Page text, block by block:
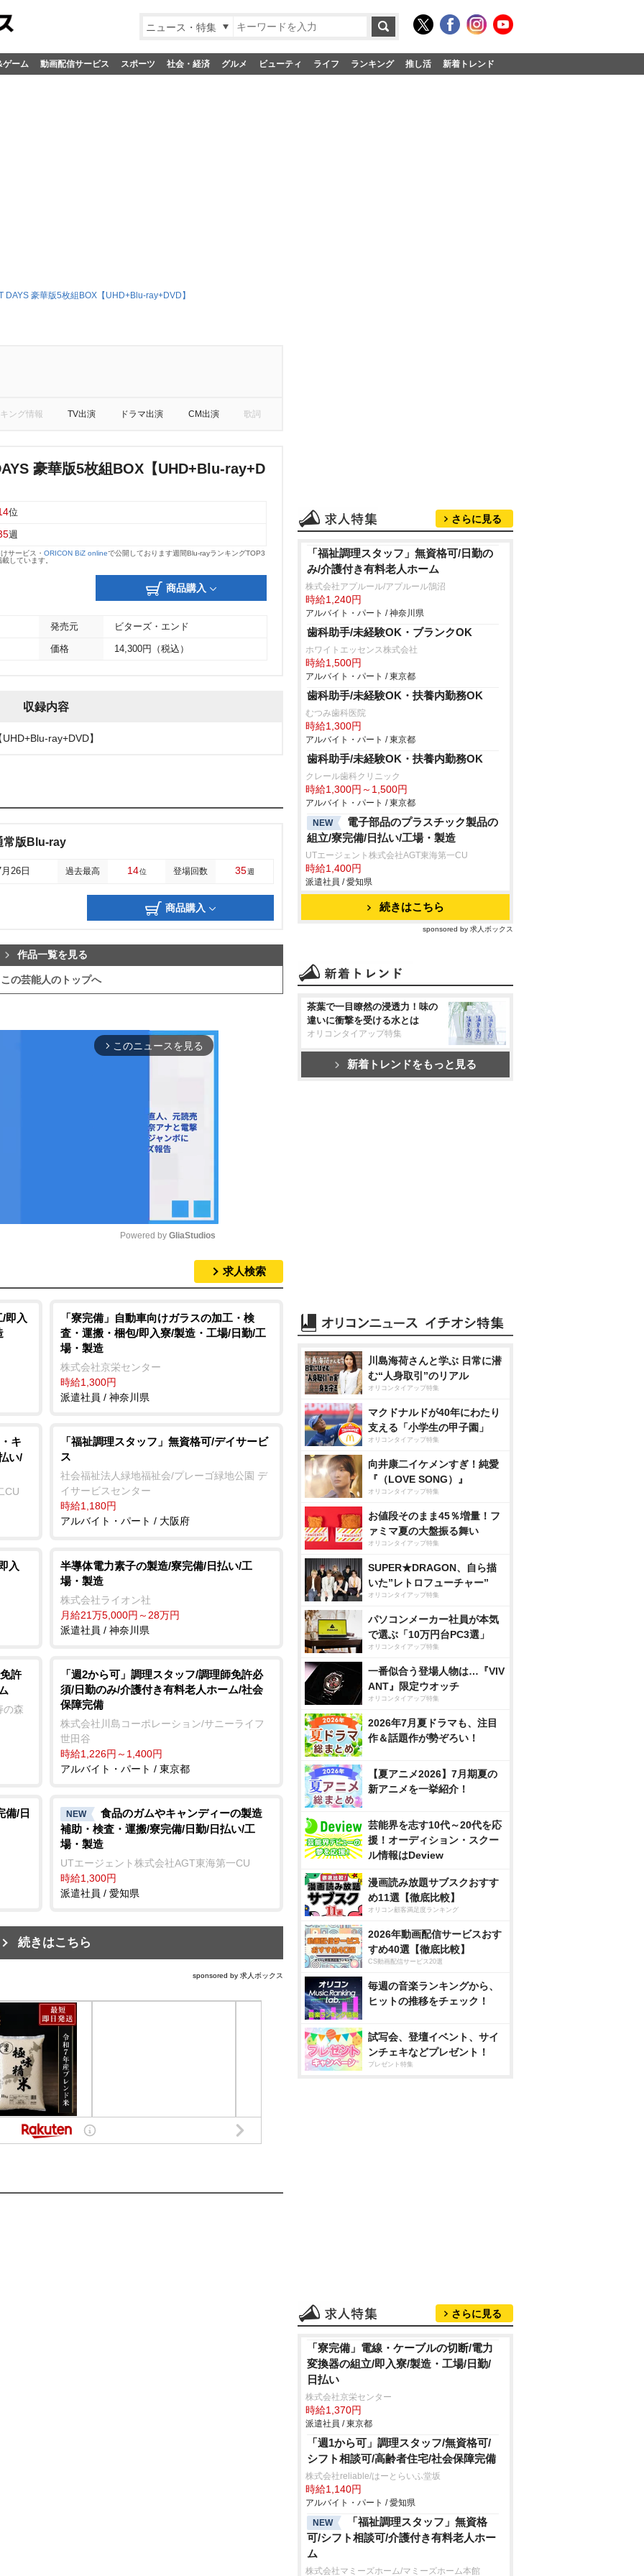
ニュース・特集
ゲーム 動画配信サービス スポーツ 社会・経済 グルメ ビューティ ライフ ランキング 推し活 新着トレンド
DAYS 豪華版5枚組BOX【UHD+Blu-ray+DVD】
ング情報 TV出演 ドラマ出演 CM出演 歌詞
豪華版5枚組BOX【UHD+Blu-ray+D
位
週
サービス・ ORICON BiZ onlineで公開しております週間Blu-rayランキングTOP3
しています。
商品購入
発売元 ビターズ・エンド
価格 14,300円（税込）
収録内容
ray+DVD】
常版Blu-ray
26日 過去最高 14位 登場回数 35週
商品購入
作品一覧を見る
この芸能人のトップへ
arrow_forward_ios このニュースを見る
t
e
Powered by GliaStudios
求人検索
即入
「寮完備」自動車向けガラスの加工・検
査・運搬・梱包/即入寮/製造・工場/日勤/工
場・製造
株式会社京栄センター
時給1,300円
派遣社員 / 神奈川県
キ
い/
CU
「福祉調理スタッフ」無資格可/デイサービ
ス
社会福祉法人緑地福祉会/プレーゴ緑地公園 デ
イサービスセンター
時給1,180円
アルバイト・パート / 大阪府
入
半導体電力素子の製造/寮完備/日払い/工
場・製造
株式会社ライオン社
月給21万5,000円～28万円
派遣社員 / 神奈川県
許
の森
「週2から可」調理スタッフ/調理師免許必
須/日勤のみ/介護付き有料老人ホーム/社会
保障完備
株式会社川島コーポレーション/サニーライフ
世田谷
時給1,226円～1,400円
アルバイト・パート / 東京都
備/日 NEW
食品のガムやキャンディーの製造
補助・検査・運搬/寮完備/日勤/日払い/工
場・製造
UTエージェント株式会社AGT東海第一CU
時給1,300円
派遣社員 / 愛知県
続きはこちら
sponsored by 求人ボックス
さらに見る
「福祉調理スタッフ」無資格可/日勤の
み/介護付き有料老人ホーム
株式会社アプルール/アプルール鵠沼
時給1,240円
アルバイト・パート / 神奈川県
歯科助手/未経験OK・ブランクOK
ホワイトエッセンス株式会社
時給1,500円
アルバイト・パート / 東京都
歯科助手/未経験OK・扶養内勤務OK
むつみ歯科医院
時給1,300円
アルバイト・パート / 東京都
歯科助手/未経験OK・扶養内勤務OK
クレール歯科クリニック
時給1,300円～1,500円
アルバイト・パート / 東京都
NEW
電子部品のプラスチック製品の
組立/寮完備/日払い/工場・製造
UTエージェント株式会社AGT東海第一CU
時給1,400円
派遣社員 / 愛知県
続きはこちら
sponsored by 求人ボックス
茶葉で一目瞭然の浸透力！味の
違いに衝撃を受ける水とは
オリコンタイアップ特集
新着トレンドをもっと見る
川島海荷さんと学ぶ 日常に潜
む“人身取引”のリアル
オリコンタイアップ特集
マクドナルドが40年にわたり
支える「小学生の甲子園」
オリコンタイアップ特集
向井康二イケメンすぎ！純愛
『（LOVE SONG）』
オリコンタイアップ特集
お値段そのまま45％増量！フ
ァミマ夏の大盤振る舞い
オリコンタイアップ特集
SUPER★DRAGON、自ら描
いた”レトロフューチャー”
オリコンタイアップ特集
パソコンメーカー社員が本気
で選ぶ「10万円台PC3選」
オリコンタイアップ特集
一番似合う登場人物は…『VIV
ANT』限定ウオッチ
オリコンタイアップ特集
2026年7月夏ドラマも、注目
作＆話題作が勢ぞろい！
【夏アニメ2026】7月期夏の
新アニメを一挙紹介！
芸能界を志す10代～20代を応
援！オーディション・スクー
ル情報はDeview
漫画読み放題サブスクおすす
め11選【徹底比較】
オリコン顧客満足度ランキング
2026年動画配信サービスおす
すめ40選【徹底比較】
CS動画配信サービス20選
毎週の音楽ランキングから、
ヒットの推移をチェック！
試写会、登壇イベント、サイ
ンチェキなどプレゼント！
プレゼント特集
さらに見る
「寮完備」電線・ケーブルの切断/電力
変換器の組立/即入寮/製造・工場/日勤/
日払い
株式会社京栄センター
時給1,370円
派遣社員 / 東京都
「週1から可」調理スタッフ/無資格可/
シフト相談可/高齢者住宅/社会保障完備
株式会社reliable/はーとらいふ堂坂
時給1,140円
アルバイト・パート / 愛知県
NEW
「福祉調理スタッフ」無資格
可/シフト相談可/介護付き有料老人ホー
ム
株式会社マミーズホーム/マミーズホーム本館